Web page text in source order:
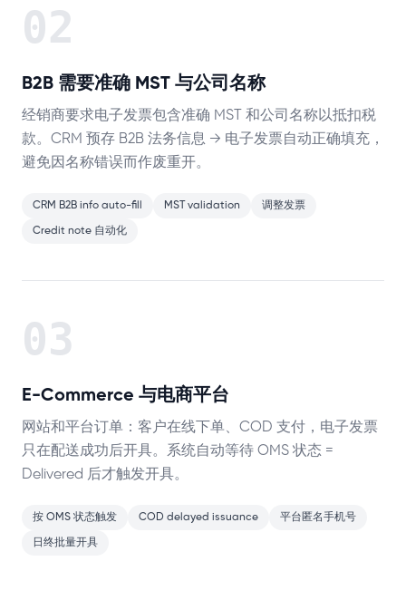
02
B2B 需要准确 MST 与公司名称
经销商要求电子发票包含准确 MST 和公司名称以抵扣税
款。CRM 预存 B2B 法务信息 → 电子发票自动正确填充，
避免因名称错误而作废重开。
CRM B2B info auto-fill MST validation 调整发票
Credit note 自动化
03
E-Commerce 与电商平台
网站和平台订单：客户在线下单、COD 支付，电子发票
只在配送成功后开具。系统自动等待 OMS 状态 =
Delivered 后才触发开具。
按 OMS 状态触发 COD delayed issuance 平台匿名手机号
日终批量开具